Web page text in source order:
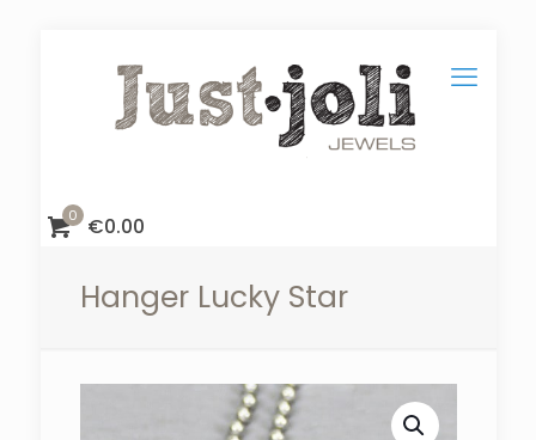
0 €0.00
Hanger Lucky Star